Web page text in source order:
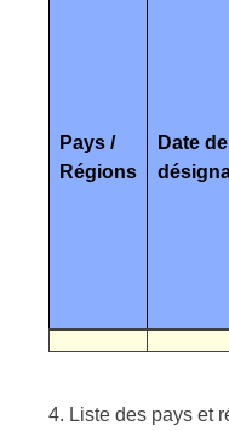
Pays /
Régions
Date de
4. Liste des pays et